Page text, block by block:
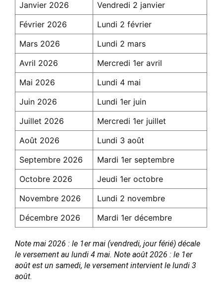
Janvier 2026
Vendredi 2 janvier
Février 2026
Lundi 2 février
Mars 2026
Lundi 2 mars
Avril 2026
Mercredi 1er avril
Mai 2026
Lundi 4 mai
Juin 2026
Lundi 1er juin
Juillet 2026
Mercredi 1er juillet
Août 2026
Lundi 3 août
Septembre 2026
Mardi 1er septembre
Octobre 2026
Jeudi 1er octobre
Novembre 2026
Lundi 2 novembre
Décembre 2026
Mardi 1er décembre
Note mai 2026 : le 1er mai (vendredi, jour férié) décale
le versement au lundi 4 mai. Note août 2026 : le 1er
août est un samedi, le versement intervient le lundi 3
août.